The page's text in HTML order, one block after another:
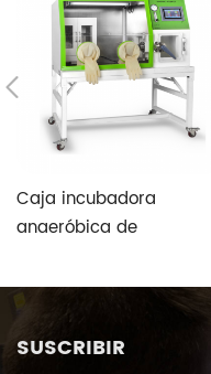
Caja incubadora
anaeróbica de
de bacterias
SUSCRIBIR